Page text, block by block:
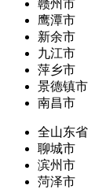
赣州市
鹰潭市
新余市
九江市
萍乡市
景德镇市
南昌市
全山东省
聊城市
滨州市
菏泽市